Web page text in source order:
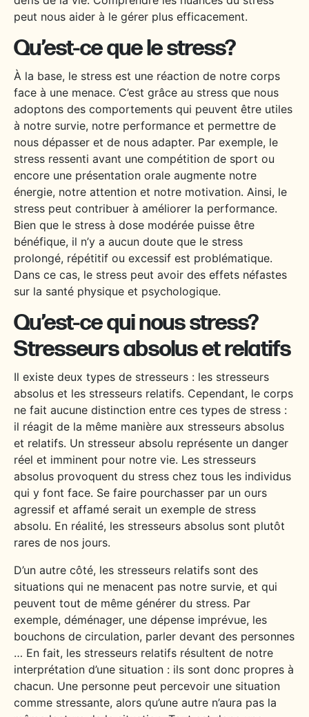
peut nous aider à le gérer plus efficacement.
Qu’est-ce que le stress?
À la base, le stress est une réaction de notre corps
face à une menace. C’est grâce au stress que nous
adoptons des comportements qui peuvent être utiles
à notre survie, notre performance et permettre de
nous dépasser et de nous adapter. Par exemple, le
stress ressenti avant une compétition de sport ou
encore une présentation orale augmente notre
énergie, notre attention et notre motivation. Ainsi, le
stress peut contribuer à améliorer la performance.
Bien que le stress à dose modérée puisse être
bénéfique, il n’y a aucun doute que le stress
prolongé, répétitif ou excessif est problématique.
Dans ce cas, le stress peut avoir des effets néfastes
sur la santé physique et psychologique.
Qu’est-ce qui nous stress?
Stresseurs absolus et relatifs
Il existe deux types de stresseurs : les stresseurs
absolus et les stresseurs relatifs. Cependant, le corps
ne fait aucune distinction entre ces types de stress :
il réagit de la même manière aux stresseurs absolus
et relatifs. Un stresseur absolu représente un danger
réel et imminent pour notre vie. Les stresseurs
absolus provoquent du stress chez tous les individus
qui y font face. Se faire pourchasser par un ours
agressif et affamé serait un exemple de stress
absolu. En réalité, les stresseurs absolus sont plutôt
rares de nos jours.
D’un autre côté, les stresseurs relatifs sont des
situations qui ne menacent pas notre survie, et qui
peuvent tout de même générer du stress. Par
exemple, déménager, une dépense imprévue, les
bouchons de circulation, parler devant des personnes
… En fait, les stresseurs relatifs résultent de notre
interprétation d’une situation : ils sont donc propres à
chacun. Une personne peut percevoir une situation
comme stressante, alors qu’une autre n’aura pas la